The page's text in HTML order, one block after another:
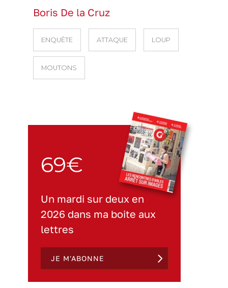
Boris De la Cruz
ENQUÊTE ATTAQUE LOUP
MOUTONS
69€
Un mardi sur deux en
2026 dans ma boite aux
lettres
JE M'ABONNE